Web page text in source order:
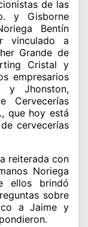
de las
y Gisborne
Bentín
vinculado a
Grande de
Cristal y
empresarios
y Jhonston,
Cervecerías
que hoy está
cervecerías
reiterada con
Noriega
ellos brindó
sobre
a Jaime y